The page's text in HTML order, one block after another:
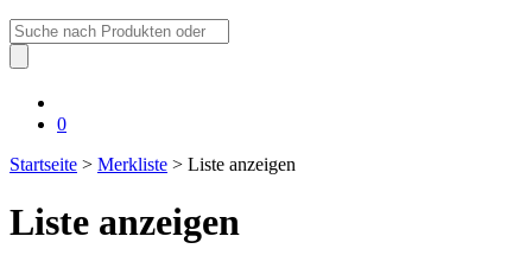
Suche
nach:
0
Startseite > Merkliste > Liste anzeigen
Liste anzeigen